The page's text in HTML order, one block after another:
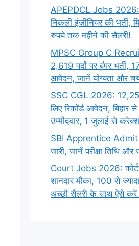
APEPDCL Jobs 2026:
निकली इंजीनियर की भर्ती,
रुपये तक महीने की सैलरी!
MPSC Group C
2,619 पदों पर बंपर भर्ती,
आवेदन, जानें योग्यता और
SSC CGL 2026:
लिए रिकॉर्ड आवेदन, बिहार
उम्मीदवार, 1 जुलाई से
SBI Apprentice
जारी, जानें परीक्षा तिथि और
Court Jobs 2026: कोर्ट
शानदार मौका, 100 से
अच्छी सैलरी के साथ ऐसे